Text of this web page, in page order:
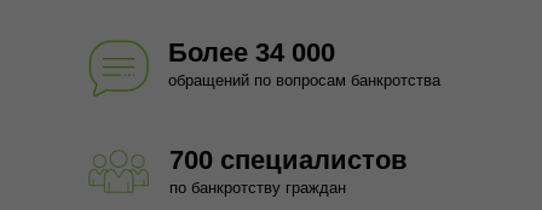
обращений по вопросам банкротства
Более 34 000
по банкротству граждан
700 специалистов